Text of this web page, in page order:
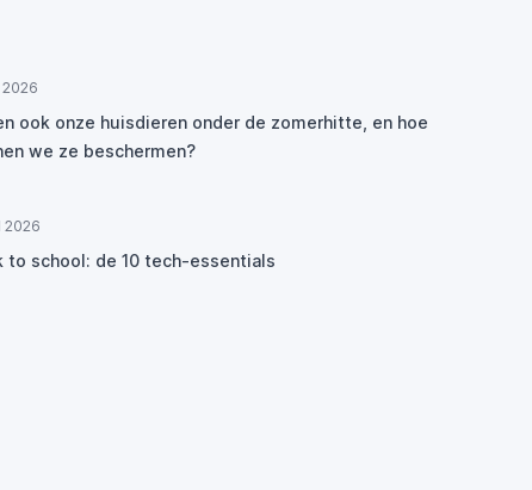
2026
ook onze huisdieren onder de zomerhitte, en hoe
we ze beschermen?
2026
to school: de 10 tech-essentials